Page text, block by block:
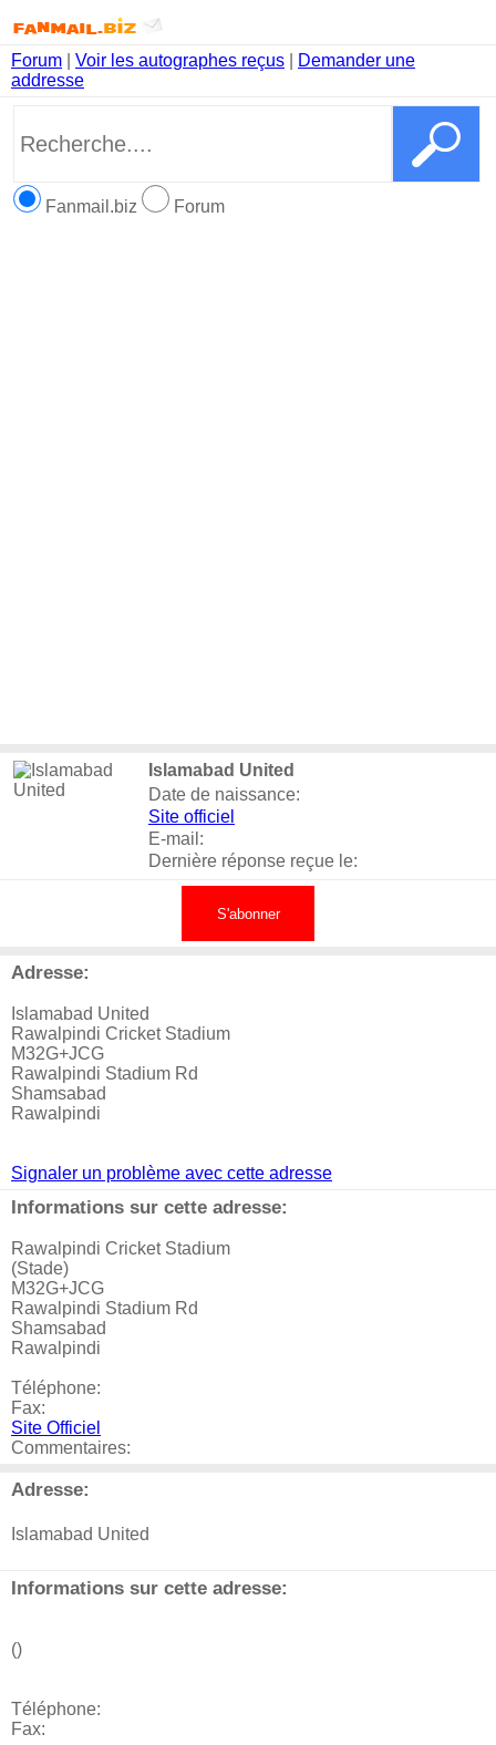
Forum Voir les autographes reçus
Demander une
addresse
Fanmail.biz Forum
Islamabad United
Date de naissance:
Site officiel
E-mail:
Dernière réponse reçue le:
S'abonner
Adresse:
Islamabad United
Rawalpindi Cricket Stadium
M32G+JCG
Rawalpindi Stadium Rd
Shamsabad
Rawalpindi
Signaler un problème avec cette adresse
Informations sur cette adresse:
Rawalpindi Cricket Stadium
(Stade)
M32G+JCG
Rawalpindi Stadium Rd
Shamsabad
Rawalpindi
Téléphone:
Fax:
Site Officiel
Commentaires:
Adresse:
Islamabad United
Informations sur cette adresse:
()
Téléphone:
Fax: